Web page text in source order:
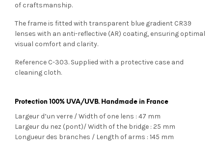
of craftsmanship.
The frame is fitted with transparent blue gradient CR39
lenses with an anti-reflective (AR) coating, ensuring optimal
visual comfort and clarity.
Reference C-303. Supplied with a protective case and
cleaning cloth.
Protection 100% UVA/UVB. Handmade in France
Largeur d’un verre / Width of one lens : 47 mm
Largeur du nez (pont)/ Width of the bridge : 25 mm
Longueur des branches / Length of arms : 145 mm